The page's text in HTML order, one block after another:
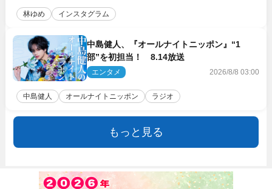
林ゆめ インスタグラム
中島健人、『オールナイトニッポン』“1
部”を初担当！ 8.14放送
エンタメ 2026/8/8 03:00
中島健人 オールナイトニッポン ラジオ
もっと見る